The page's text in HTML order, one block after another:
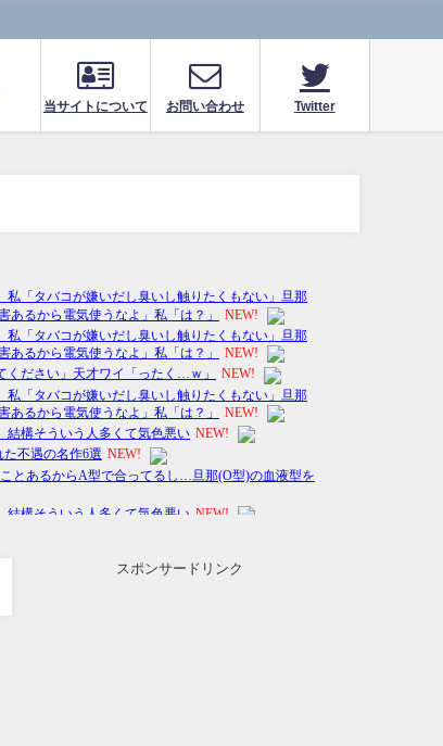
当サイトについて お問い合わせ Twitter
スポンサードリンク